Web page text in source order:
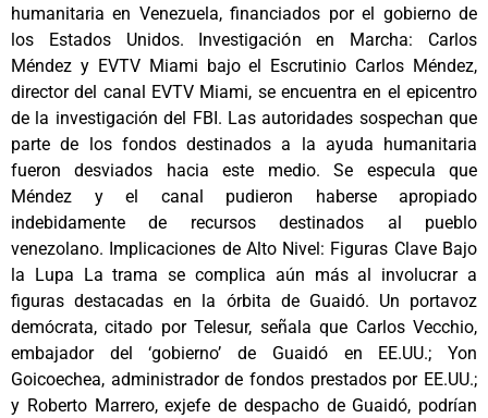
humanitaria en Venezuela, financiados por el gobierno de
los Estados Unidos. Investigación en Marcha: Carlos
Méndez y EVTV Miami bajo el Escrutinio Carlos Méndez,
director del canal EVTV Miami, se encuentra en el epicentro
de la investigación del FBI. Las autoridades sospechan que
parte de los fondos destinados a la ayuda humanitaria
fueron desviados hacia este medio. Se especula que
Méndez y el canal pudieron haberse apropiado
indebidamente de recursos destinados al pueblo
venezolano. Implicaciones de Alto Nivel: Figuras Clave Bajo
la Lupa La trama se complica aún más al involucrar a
figuras destacadas en la órbita de Guaidó. Un portavoz
demócrata, citado por Telesur, señala que Carlos Vecchio,
embajador del ‘gobierno’ de Guaidó en EE.UU.; Yon
Goicoechea, administrador de fondos prestados por EE.UU.;
y Roberto Marrero, exjefe de despacho de Guaidó, podrían